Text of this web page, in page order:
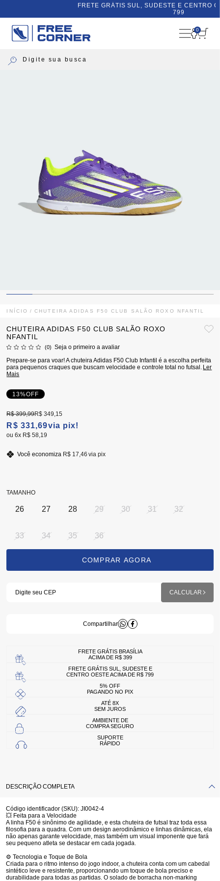
FRETE GRÁTIS SUL, SUDESTE E CENTRO OESTE
0
INÍCIO CHUTEIRA ADIDAS F50 CLUB SALÃO ROXO NFANTIL
CHUTEIRA ADIDAS F50 CLUB SALÃO ROXO
NFANTIL
(0)
Seja o primeiro a avaliar
Prepare-se para voar! A chuteira Adidas F50 Club Infantil é a escolha perfeita
para pequenos craques que buscam velocidade e controle total no futsal. Ler
Mais
13%OFF
R$ 331,69via pix!
R$ 399,99R$ 349,15
6x R$ 58,19
Você economiza R$ 17,46 via pix
TAMANHO
26 27 28 29 30 31 32
33 34 35 36
FRETE GRÁTIS BRASÍLIA
ACIMA DE R$ 399
FRETE GRÁTIS SUL, SUDESTE E
CENTRO OESTE ACIMA DE R$ 799
5% OFF
PAGANDO NO PIX
ATÉ 8X
SEM JUROS
AMBIENTE DE
COMPRA SEGURO
SUPORTE
RÁPIDO
DESCRIÇÃO COMPLETA
Código identificador (SKU): JI0042-4
💥 Feita para a Velocidade
A linha F50 é sinônimo de agilidade, e esta chuteira de futsal traz toda essa
filosofia para a quadra. Com um design aerodinâmico e linhas dinâmicas, ela
não apenas garante velocidade, mas também um visual imponente que fará
seu pequeno atleta se destacar em cada jogada.
⚙️ Tecnologia e Toque de Bola
Criada para o ritmo intenso do jogo indoor, a chuteira conta com um cabedal
sintético leve e resistente, proporcionando um toque de bola preciso e
durabilidade para todas as partidas. O solado de borracha non-marking